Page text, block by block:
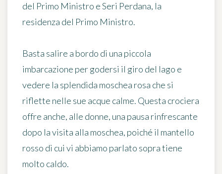
del Primo Ministro e Seri Perdana, la
residenza del Primo Ministro.
Basta salire a bordo di una piccola
imbarcazione per godersi il giro del lago e
vedere la splendida moschea rosa che si
riflette nelle sue acque calme. Questa crociera
offre anche, alle donne, una pausa rinfrescante
dopo la visita alla moschea, poiché il mantello
rosso di cui vi abbiamo parlato sopra tiene
molto caldo.